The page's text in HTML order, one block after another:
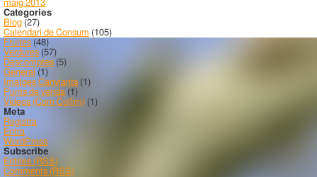
maig 2013
Categories
Blog (27)
Calendari de Consum (105)
Fruites (48)
Verdures (57)
Descomptes (5)
General (1)
Imatges Canviants (1)
Punts de venda (1)
Videos (Com Collim) (1)
Meta
Registra
Entra
WordPress
Subscribe
Entries (RSS)
Comments (RSS)